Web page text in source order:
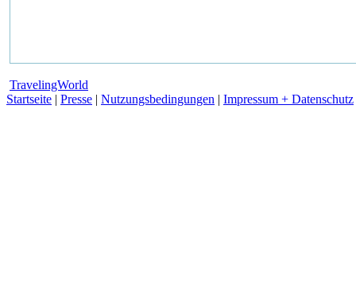
TravelingWorld
Startseite | Presse | Nutzungsbedingungen | Impressum + Datenschutz